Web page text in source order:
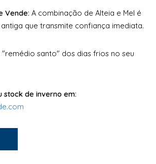
Vende: A combinação de Alteia e Mel é
que transmite confiança imediata.
santo" dos dias frios no seu
stock de inverno em: